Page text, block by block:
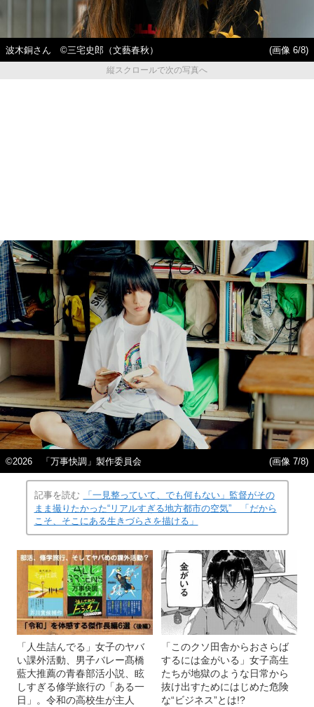
波木銅さん ©三宅史郎（文藝春秋）
(画像 6/8)
縦スクロールで次の写真へ
©2026 「万事快調」製作委員会 (画像 7/8)
記事を読む
「一見整っていて、でも何もない」監督がその
まま撮りたかった“リアルすぎる地方都市の空気” 「だから
こそ、そこにある生きづらさを描ける」
「人生詰んでる」女子のヤバ
い課外活動、男子バレー髙橋
藍大推薦の青春部活小説、眩
しすぎる修学旅行の「ある一
日」。令和の高校生が主人
「このクソ田舎からおさらば
するには金がいる」女子高生
たちが地獄のような日常から
抜け出すためにはじめた危険
な“ビジネス”とは!?